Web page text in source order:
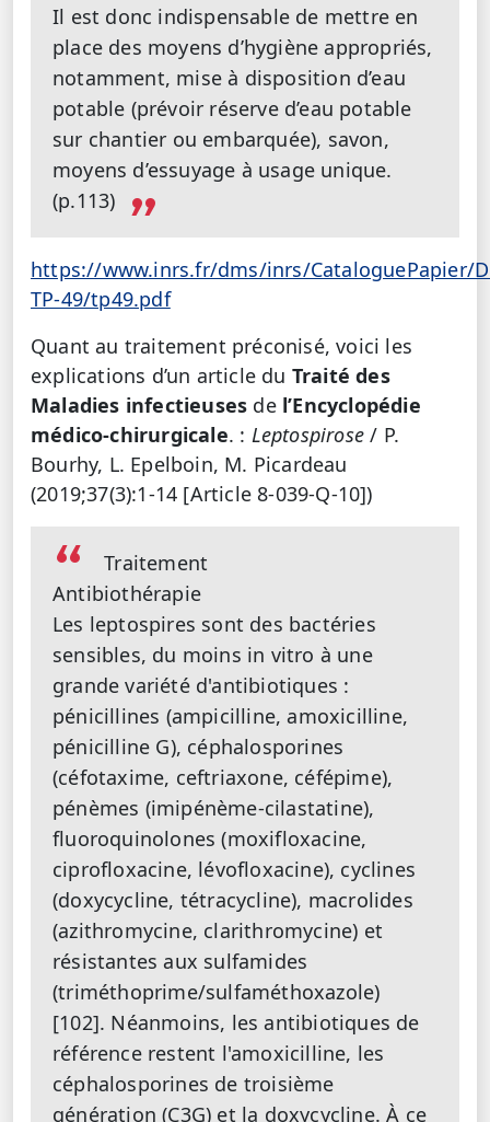
Il est donc indispensable de mettre en
place des moyens d’hygiène appropriés,
notamment, mise à disposition d’eau
potable (prévoir réserve d’eau potable
sur chantier ou embarquée), savon,
moyens d’essuyage à usage unique.
(p.113)
https://www.inrs.fr/dms/inrs/CataloguePapier/
TP-49/tp49.pdf
Quant au traitement préconisé, voici les
explications d’un article du Traité des
Maladies infectieuses de l’Encyclopédie
médico-chirurgicale. : Leptospirose / P.
Bourhy, L. Epelboin, M. Picardeau
(2019;37(3):1-14 [Article 8-039-Q-10])
Traitement
Antibiothérapie
Les leptospires sont des bactéries
sensibles, du moins in vitro à une
grande variété d'antibiotiques :
pénicillines (ampicilline, amoxicilline,
pénicilline G), céphalosporines
(céfotaxime, ceftriaxone, céfépime),
pénèmes (imipénème-cilastatine),
fluoroquinolones (moxifloxacine,
ciprofloxacine, lévofloxacine), cyclines
(doxycycline, tétracycline), macrolides
(azithromycine, clarithromycine) et
résistantes aux sulfamides
(triméthoprime/sulfaméthoxazole)
[102]. Néanmoins, les antibiotiques de
référence restent l'amoxicilline, les
céphalosporines de troisième
génération (C3G) et la doxycycline. À ce